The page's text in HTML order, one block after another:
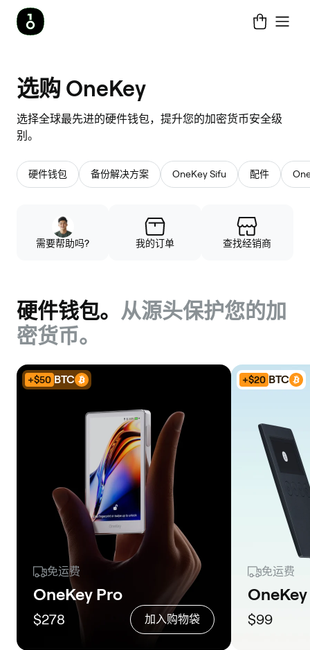
选
购
OneKey
选购 OneKey
选择全球最先进的硬件钱包，提升您的加密货币安全级
别。
硬件钱包 备份解决方案 OneKey Sifu 配件
需要帮助吗? 我的订单 查找经销商
硬件钱包。 从源头保护您的加
密货币。
+$50 BTC
免运费
OneKey Pro
$278 加入购物袋
+$20 BTC
免运费
$99